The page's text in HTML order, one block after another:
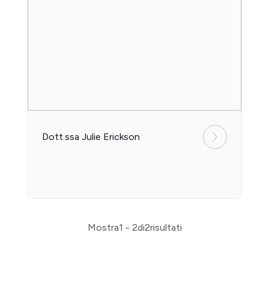
Dott.ssa Julie Erickson
Mostra1 - 2di2risultati